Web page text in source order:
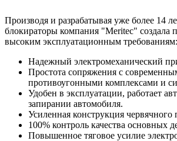
Производя и разрабатывая уже более 14
блокираторы компания "Meritec" создала
высоким эксплуатационным требованиям:
Надежный электромеханический
Простота сопряжения с
противоугонными комплексами и
Удобен в эксплуатации, работает
запирании автомобиля.
Усиленная конструкция червячного
100% контроль качества основных
Повышенное тяговое усилие